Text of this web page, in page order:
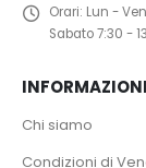
Orari: Lun -
Sabato 7:30 -
INFORMAZIONI
Chi siamo
Condizioni di